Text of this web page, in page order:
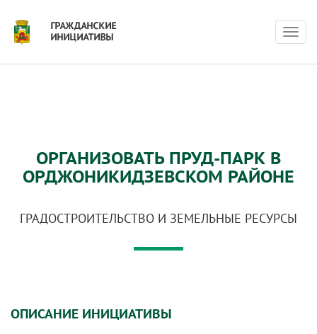
ОРГАНИЗОВАТЬ ПРУД-ПАРК В
ОРДЖОНИКИДЗЕВСКОМ РАЙОНЕ
ГРАДОСТРОИТЕЛЬСТВО И ЗЕМЕЛЬНЫЕ РЕСУРСЫ
ОПИСАНИЕ ИНИЦИАТИВЫ